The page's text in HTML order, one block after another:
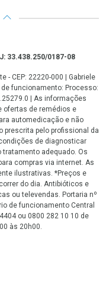
33.438.250/0187-08
- CEP: 22220-000 | Gabriele
funcionamento: Processo:
| As informações
ofertas de remédios e
automedicação e não
prescrita pelo profissional da
de diagnosticar
tratamento adequado. Os
compras via internet. As
ilustrativas. *Preços e
do dia. Antibióticos e
ou televendas. Portaria nº
de funcionamento Central
ou 0800 282 10 10 de
às 20h00.